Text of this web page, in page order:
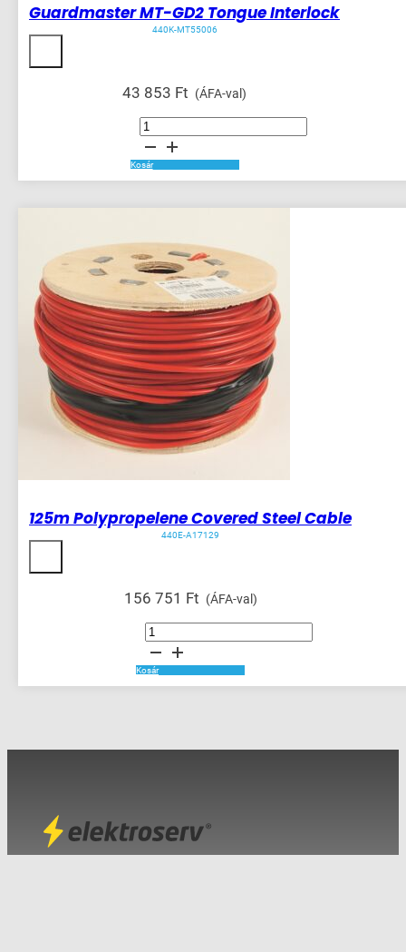
Guardmaster MT-GD2 Tongue Interlock
440K-MT55006
43 853 Ft (ÁFA-val)
Guardmaster
MT-
Tongue
Interlock
mennyiség
Kosár
125m Polypropelene Covered Steel Cable
440E-A17129
156 751 Ft (ÁFA-val)
125m
Polypropelene
Covered
Steel
Cable
mennyiség
Kosár